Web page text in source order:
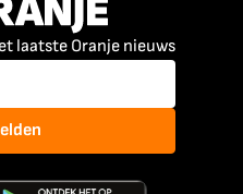
laatste Oranje nieuws